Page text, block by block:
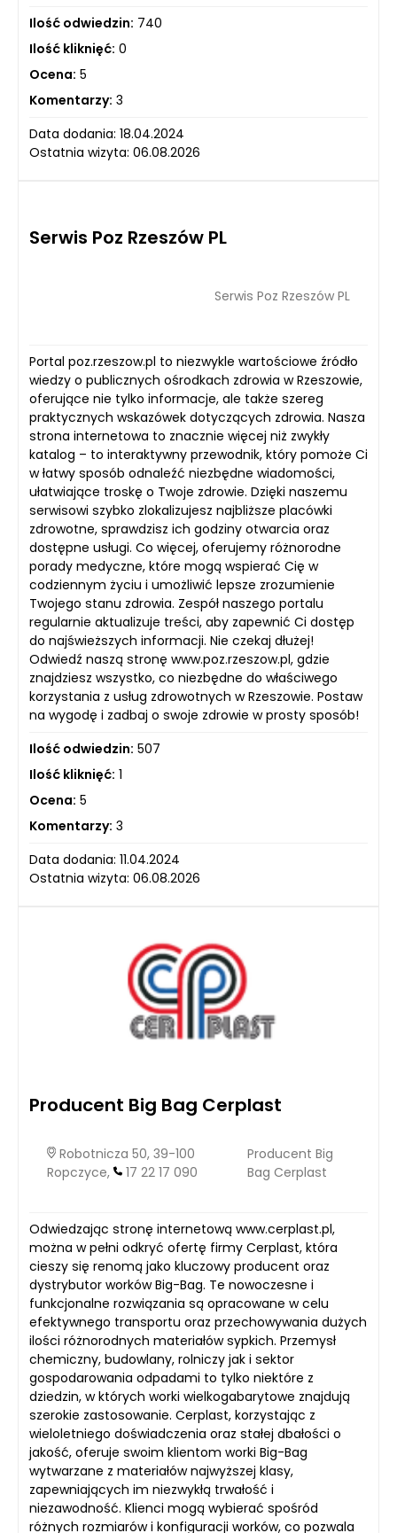
Ilość odwiedzin: 740
Ilość kliknięć: 0
Ocena: 5
Komentarzy: 3
Data dodania: 18.04.2024
Ostatnia wizyta: 06.08.2026
Serwis Poz Rzeszów PL
Serwis Poz Rzeszów PL
Portal poz.rzeszow.pl to niezwykle wartościowe źródło
wiedzy o publicznych ośrodkach zdrowia w Rzeszowie,
oferujące nie tylko informacje, ale także szereg
praktycznych wskazówek dotyczących zdrowia. Nasza
strona internetowa to znacznie więcej niż zwykły
katalog – to interaktywny przewodnik, który pomoże Ci
w łatwy sposób odnaleźć niezbędne wiadomości,
ułatwiające troskę o Twoje zdrowie. Dzięki naszemu
serwisowi szybko zlokalizujesz najbliższe placówki
zdrowotne, sprawdzisz ich godziny otwarcia oraz
dostępne usługi. Co więcej, oferujemy różnorodne
porady medyczne, które mogą wspierać Cię w
codziennym życiu i umożliwić lepsze zrozumienie
Twojego stanu zdrowia. Zespół naszego portalu
regularnie aktualizuje treści, aby zapewnić Ci dostęp
do najświeższych informacji. Nie czekaj dłużej!
Odwiedź naszą stronę www.poz.rzeszow.pl, gdzie
znajdziesz wszystko, co niezbędne do właściwego
korzystania z usług zdrowotnych w Rzeszowie. Postaw
na wygodę i zadbaj o swoje zdrowie w prosty sposób!
Ilość odwiedzin: 507
Ilość kliknięć: 1
Ocena: 5
Komentarzy: 3
Data dodania: 11.04.2024
Ostatnia wizyta: 06.08.2026
Producent Big Bag Cerplast
Robotnicza 50, 39-100
Ropczyce,
17 22 17 090
Producent Big
Bag Cerplast
Odwiedzając stronę internetową www.cerplast.pl,
można w pełni odkryć ofertę firmy Cerplast, która
cieszy się renomą jako kluczowy producent oraz
dystrybutor worków Big-Bag. Te nowoczesne i
funkcjonalne rozwiązania są opracowane w celu
efektywnego transportu oraz przechowywania dużych
ilości różnorodnych materiałów sypkich. Przemysł
chemiczny, budowlany, rolniczy jak i sektor
gospodarowania odpadami to tylko niektóre z
dziedzin, w których worki wielkogabarytowe znajdują
szerokie zastosowanie. Cerplast, korzystając z
wieloletniego doświadczenia oraz stałej dbałości o
jakość, oferuje swoim klientom worki Big-Bag
wytwarzane z materiałów najwyższej klasy,
zapewniających im niezwykłą trwałość i
niezawodność. Klienci mogą wybierać spośród
różnych rozmiarów i konfiguracji worków, co pozwala